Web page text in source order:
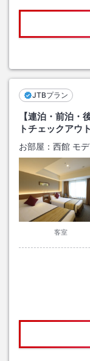
JTBプラン
【連泊・前泊
トチェックアウ
お部屋： 西館 モ
客室